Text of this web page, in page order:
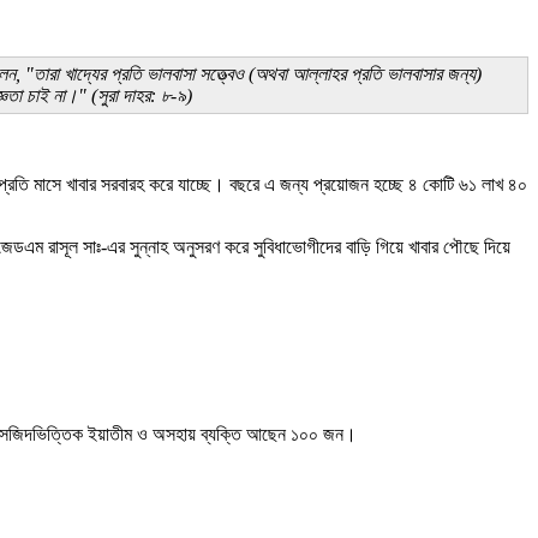
"তারা খাদ্যের প্রতি ভালবাসা সত্ত্বেও (অথবা আল্লাহর প্রতি ভালবাসার জন্য)
চাই না।" (সুরা দাহর: ৮-৯)
মাসে খাবার সরবারহ করে যাচ্ছে। বছরে এ জন্য প্রয়োজন হচ্ছে ৪ কোটি ৬১ লাখ ৪০
রাসূল সাঃ-এর সুন্নাহ অনুসরণ করে সুবিধাভোগীদের বাড়ি গিয়ে খাবার পৌছে দিয়ে
ইয়াতীম ও অসহায় ব্যক্তি আছেন ১০০ জন।